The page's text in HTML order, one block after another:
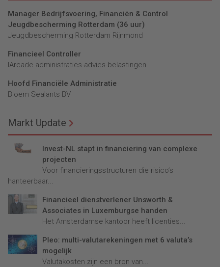
Manager Bedrijfsvoering, Financiën & Control
Jeugdbescherming Rotterdam (36 uur)
Jeugdbescherming Rotterdam Rijnmond
Financieel Controller
lArcade administraties-advies-belastingen
Hoofd Financiële Administratie
Bloem Sealants BV
Markt Update
Invest-NL stapt in financiering van complexe
projecten
Voor financieringsstructuren die risico’s
hanteerbaar...
Financieel dienstverlener Unsworth &
Associates in Luxemburgse handen
Het Amsterdamse kantoor heeft licenties...
Pleo: multi-valutarekeningen met 6 valuta’s
mogelijk
Valutakosten zijn een bron van...